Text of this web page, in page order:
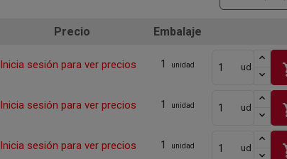
Precio Embalaje
Inicia sesión para ver precios 1 unidad ud
Inicia sesión para ver precios 1 unidad ud
Inicia sesión para ver precios 1 unidad ud